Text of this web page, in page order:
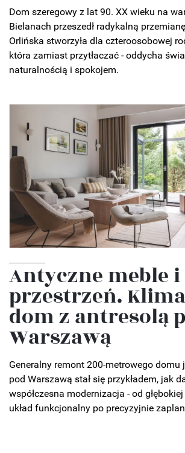
Dom szeregowy z lat 90. XX wieku na
Bielanach przeszedł radykalną
Orlińska stworzyła dla czteroosobowej
która zamiast przytłaczać - oddycha
naturalnością i spokojem.
Antyczne meble i
przestrzeń.
dom z antresolą
Warszawą
Generalny remont 200-metrowego domu
pod Warszawą stał się przykładem, jak
współczesna modernizacja - od
układ funkcjonalny po precyzyjnie